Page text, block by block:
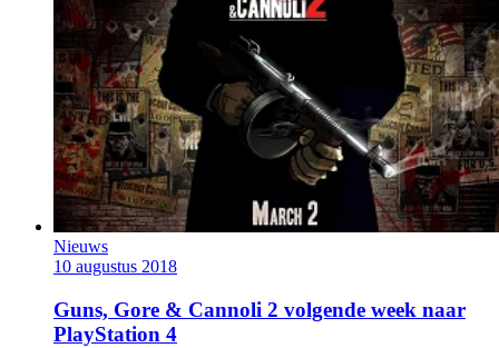
Nieuws
10 augustus 2018
Guns, Gore & Cannoli 2 volgende week naar
PlayStation 4